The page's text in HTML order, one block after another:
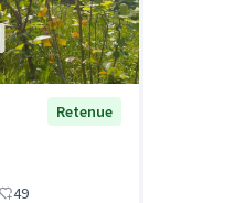
Retenue
49